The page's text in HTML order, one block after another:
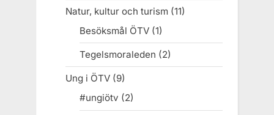
Natur, kultur och turism(11)
Besöksmål ÖTV(1)
Tegelsmoraleden (2)
Ung i ÖTV(9)
#ungiötv (2)